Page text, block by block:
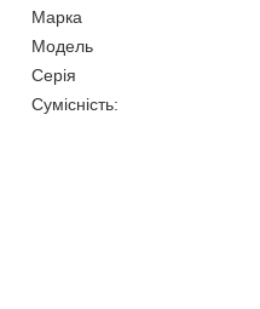
Марка
Модель
Серія
Сумісність: